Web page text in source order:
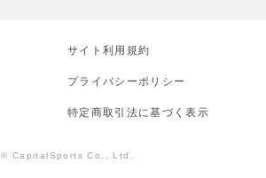
サイト利⽤規約
プライバシーポリシー
特定商取引法に基づく表示
© CapitalSports Co., Ltd.